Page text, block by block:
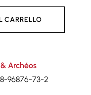
CARRELLO
& Archéos
96876-73-2